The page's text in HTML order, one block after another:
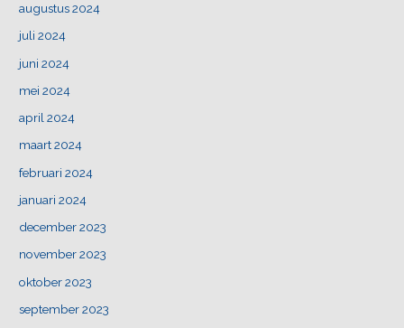
augustus 2024
juli 2024
juni 2024
mei 2024
april 2024
maart 2024
februari 2024
januari 2024
december 2023
november 2023
oktober 2023
september 2023